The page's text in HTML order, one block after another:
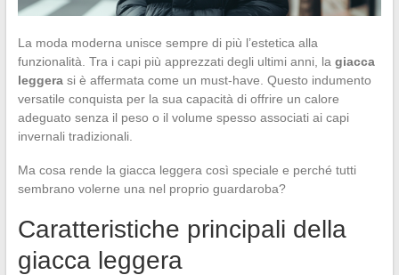
La moda moderna unisce sempre di più l’estetica alla
funzionalità. Tra i capi più apprezzati degli ultimi anni, la giacca
leggerasi è affermata come un must-have. Questo indumento
versatile conquista per la sua capacità di offrire un calore
adeguato senza il peso o il volume spesso associati ai capi
invernali tradizionali.
Ma cosa rende la giacca leggera così speciale e perché tutti
sembrano volerne una nel proprio guardaroba?
Caratteristiche principali della
giacca leggera